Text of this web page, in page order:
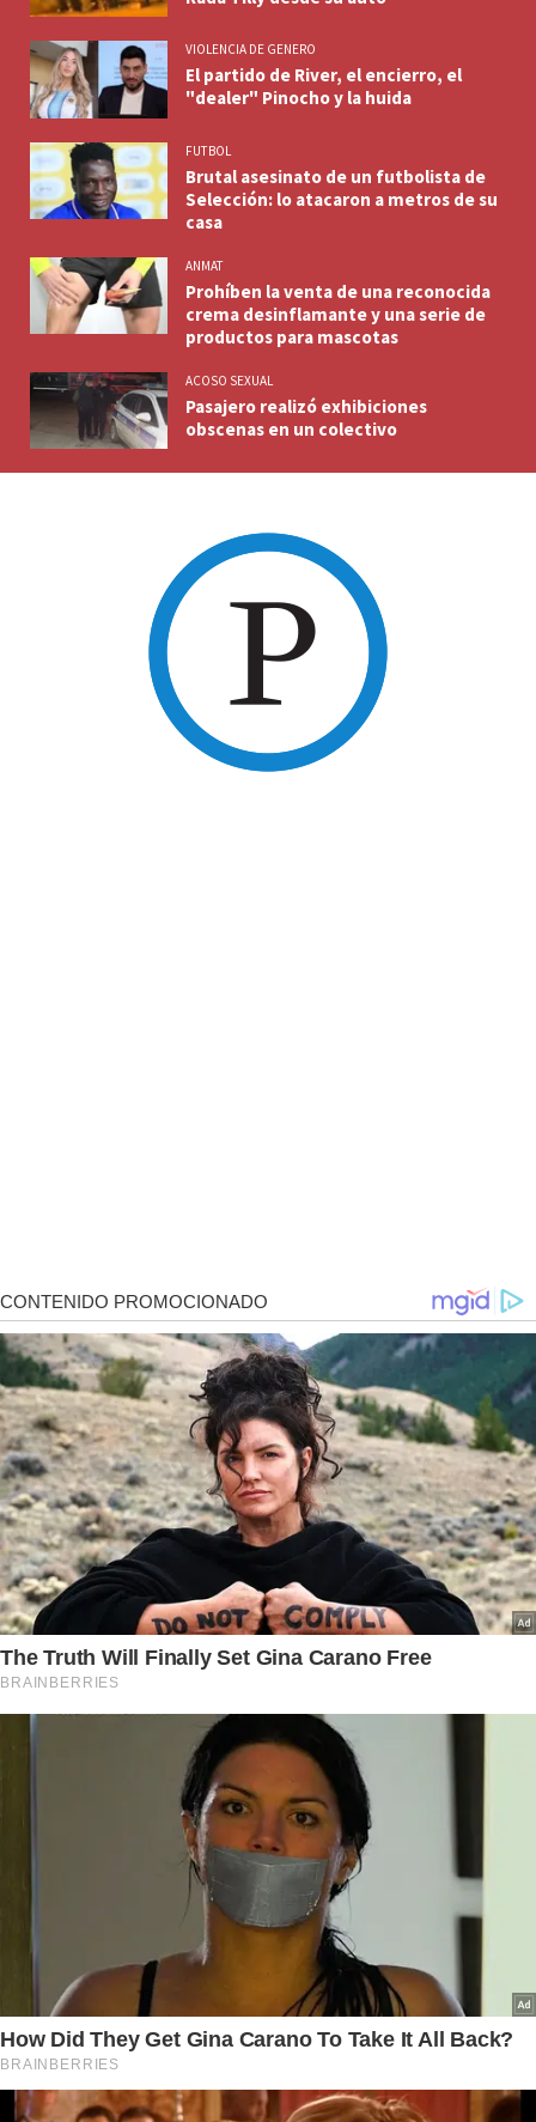
VIOLENCIA DE GENERO
El partido de River, el encierro, el
"dealer" Pinocho y la huida
FUTBOL
Brutal asesinato de un futbolista de
Selección: lo atacaron a metros de su
casa
ANMAT
Prohíben la venta de una reconocida
crema desinflamante y una serie de
productos para mascotas
ACOSO SEXUAL
Pasajero realizó exhibiciones
obscenas en un colectivo